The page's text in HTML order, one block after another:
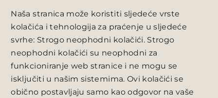
Naša stranica može koristiti sljedeće vrste
kolačića i tehnologija za praćenje u sljedeće
svrhe: Strogo neophodni kolačići. Strogo
neophodni kolačići su neophodni za
funkcioniranje web stranice i ne mogu se
isključiti u našim sistemima. Ovi kolačići se
obično postavljaju samo kao odgovor na vaše